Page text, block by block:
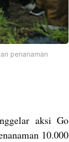
penanaman
aksi Go
10.000